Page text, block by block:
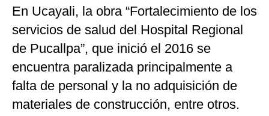
En Ucayali, la obra “Fortalecimiento de los
servicios de salud del Hospital Regional
de Pucallpa”, que inició el 2016 se
encuentra paralizada principalmente a
falta de personal y la no adquisición de
materiales de construcción, entre otros.